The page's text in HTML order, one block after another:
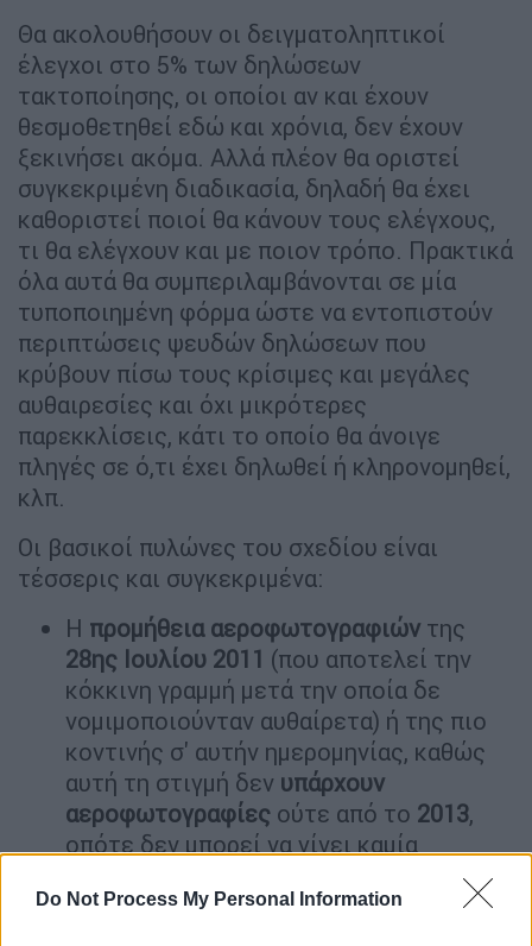
Do Not Process My Personal Information
Θα ακολουθήσουν οι δειγματοληπτικοί
έλεγχοι στο 5% των δηλώσεων
τακτοποίησης, οι οποίοι αν και έχουν
θεσμοθετηθεί εδώ και χρόνια, δεν έχουν
ξεκινήσει ακόμα. Αλλά πλέον θα οριστεί
συγκεκριμένη διαδικασία, δηλαδή θα έχει
καθοριστεί ποιοί θα κάνουν τους ελέγχους,
τι θα ελέγχουν και με ποιον τρόπο. Πρακτικά
όλα αυτά θα συμπεριλαμβάνονται σε μία
τυποποιημένη φόρμα ώστε να εντοπιστούν
περιπτώσεις ψευδών δηλώσεων που
κρύβουν πίσω τους κρίσιμες και μεγάλες
αυθαιρεσίες και όχι μικρότερες
παρεκκλίσεις, κάτι το οποίο θα άνοιγε
πληγές σε ό,τι έχει δηλωθεί ή κληρονομηθεί,
κλπ.
Οι βασικοί πυλώνες του σχεδίου είναι
τέσσερις και συγκεκριμένα:
Η προμήθεια αεροφωτογραφιών της
28ης Ιουλίου 2011 (που αποτελεί την
κόκκινη γραμμή μετά την οποία δε
νομιμοποιούνταν αυθαίρετα) ή της πιο
κοντινής σ' αυτήν ημερομηνίας, καθώς
αυτή τη στιγμή δεν υπάρχουν
αεροφωτογραφίες ούτε από το 2013,
οπότε δεν μπορεί να γίνει καμία
Η λήψη δορυφορικών εικόνων από όλη